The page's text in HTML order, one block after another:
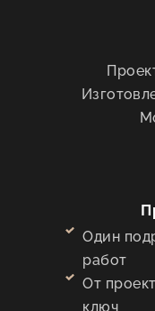
Один
работ
От
ключ